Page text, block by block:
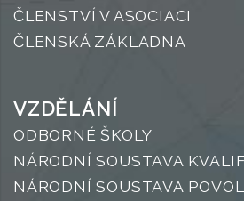
ČLENSTVÍ V ASOCIACI
ČLENSKÁ ZÁKLADNA
VZDĚLÁNÍ
ODBORNÉ ŠKOLY
NÁRODNÍ SOUSTAVA
NÁRODNÍ SOUSTAVA